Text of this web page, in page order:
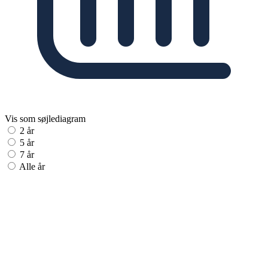
Vis som søjlediagram
2 år
5 år
7 år
Alle år